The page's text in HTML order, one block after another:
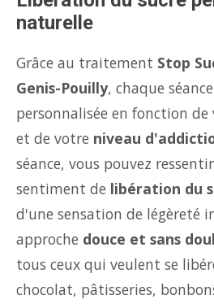
naturelle
Grâce au traitement Stop
Genis-Pouilly, chaque
personnalisée en fonction de
et de votre niveau
séance, vous pouvez
sentiment de libération du
d'une sensation de légèreté
approche douce et sans
tous ceux qui veulent se
chocolat, pâtisseries,